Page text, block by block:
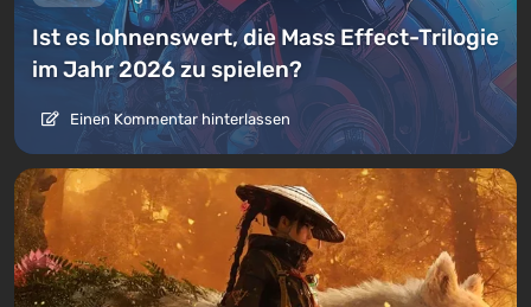
Ist es lohnenswert, die Mass Effect-Trilogie
im Jahr 2026 zu spielen?
Einen Kommentar hinterlassen